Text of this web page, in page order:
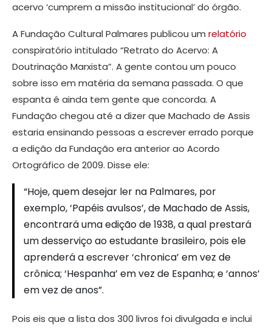
acervo ‘cumprem a missão institucional’ do órgão.
A Fundação Cultural Palmares publicou um relatório
conspiratório intitulado “Retrato do Acervo: A
Doutrinação Marxista”. A gente contou um pouco
sobre isso em matéria da semana passada. O que
espanta é ainda tem gente que concorda. A
Fundação chegou até a dizer que Machado de Assis
estaria ensinando pessoas a escrever errado porque
a edição da Fundação era anterior ao Acordo
Ortográfico de 2009. Disse ele:
“Hoje, quem desejar ler na Palmares, por
exemplo, ‘Papéis avulsos’, de Machado de Assis,
encontrará uma edição de 1938, a qual prestará
um desserviço ao estudante brasileiro, pois ele
aprenderá a escrever ‘chronica’ em vez de
crônica; ‘Hespanha’ em vez de Espanha; e ‘annos’
em vez de anos”.
Pois eis que a lista dos 300 livros foi divulgada e inclui